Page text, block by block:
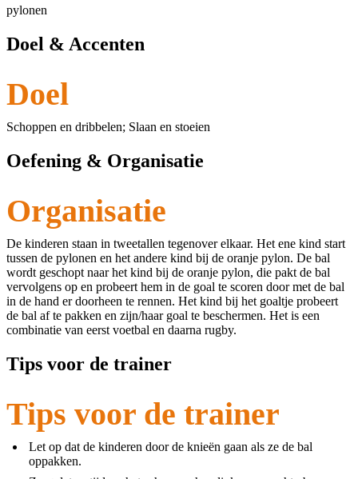
pylonen
Doel & Accenten
Doel
Schoppen en dribbelen; Slaan en stoeien
Oefening & Organisatie
Organisatie
De kinderen staan in tweetallen tegenover elkaar. Het ene kind start
tussen de pylonen en het andere kind bij de oranje pylon. De bal
wordt geschopt naar het kind bij de oranje pylon, die pakt de bal
vervolgens op en probeert hem in de goal te scoren door met de bal
in de hand er doorheen te rennen. Het kind bij het goaltje probeert
de bal af te pakken en zijn/haar goal te beschermen. Het is een
combinatie van eerst voetbal en daarna rugby.
Tips voor de trainer
Tips voor de trainer
Let op dat de kinderen door de knieën gaan als ze de bal
oppakken.